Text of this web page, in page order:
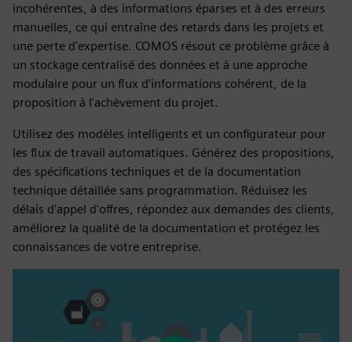
incohérentes, à des informations éparses et à des erreurs
manuelles, ce qui entraîne des retards dans les projets et
une perte d'expertise. COMOS résout ce problème grâce à
un stockage centralisé des données et à une approche
modulaire pour un flux d'informations cohérent, de la
proposition à l'achèvement du projet.
Utilisez des modèles intelligents et un configurateur pour
les flux de travail automatiques. Générez des propositions,
des spécifications techniques et de la documentation
technique détaillée sans programmation. Réduisez les
délais d'appel d'offres, répondez aux demandes des clients,
améliorez la qualité de la documentation et protégez les
connaissances de votre entreprise.